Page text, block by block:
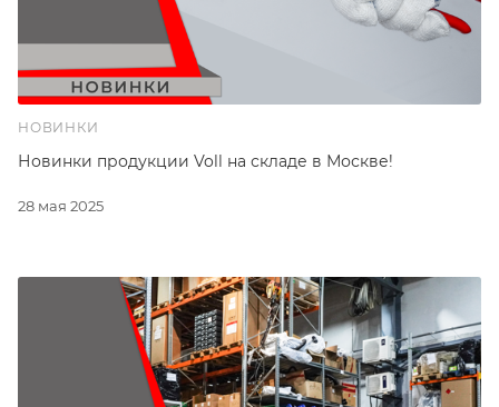
НОВИНКИ
28 мая 2025
Новинки продукции Voll на складе в Москве!